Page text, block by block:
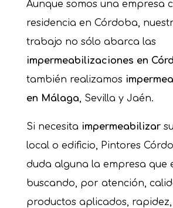
Aunque somos una empresa
residencia en Córdoba,
trabajo no sólo abarca las
impermeabilizaciones en
también realizamos
en Málaga, Sevilla y Jaén.
Si necesita impermeabilizar
local o edificio, Pintores
duda alguna la empresa que
buscando, por atención,
productos aplicados, rapidez,